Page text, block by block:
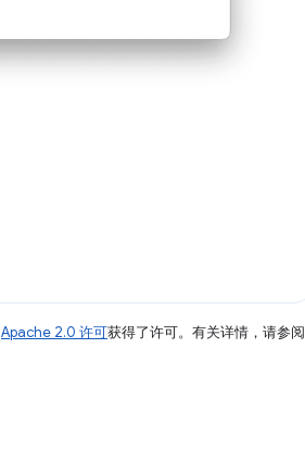
Apache 2.0 许可获得了许可。有关详情，请参阅